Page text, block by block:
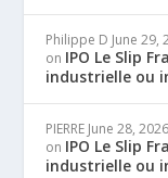
Philippe D June 29,
on IPO Le Slip
industrielle ou
PIERRE June 28, 2026
on IPO Le Slip
industrielle ou